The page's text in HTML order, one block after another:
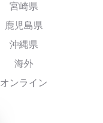
宮崎県
鹿児島県
沖縄県
海外
オンライン